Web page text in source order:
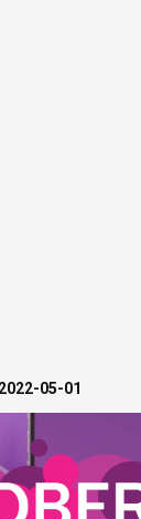
2022-05-01